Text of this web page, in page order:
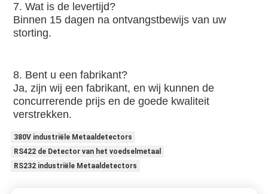
7. Wat is de levertijd?
Binnen 15 dagen na ontvangstbewijs van uw
storting.
8. Bent u een fabrikant?
Ja, zijn wij een fabrikant, en wij kunnen de
concurrerende prijs en de goede kwaliteit
verstrekken.
380V industriële Metaaldetectors
RS422 de Detector van het voedselmetaal
RS232 industriële Metaaldetectors